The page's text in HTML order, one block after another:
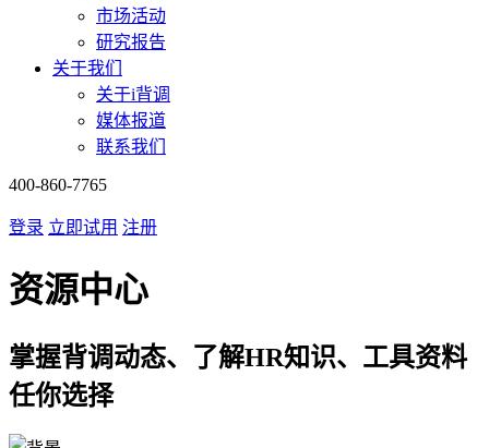
市场活动
研究报告
关于我们
关于i背调
媒体报道
联系我们
400-860-7765
登录 立即试用 注册
资源中心
掌握背调动态、了解HR知识、工具资料
任你选择